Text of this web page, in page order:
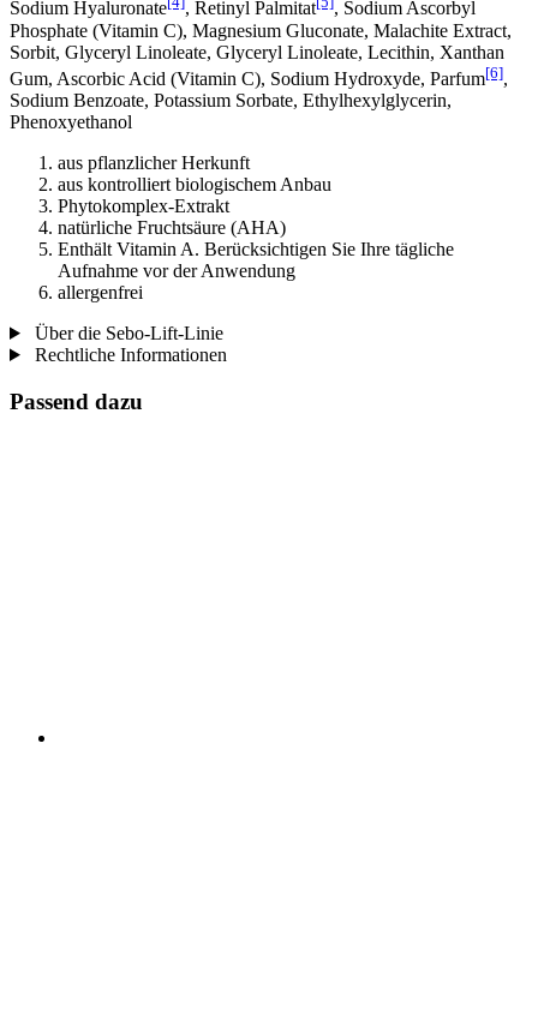
Sodium Hyaluronate , Retinyl Palmitat
, Sodium Ascorbyl
Phosphate (Vitamin C), Magnesium Gluconate, Malachite Extract,
Sorbit, Glyceryl Linoleate, Glyceryl Linoleate, Lecithin, Xanthan
Gum, Ascorbic Acid (Vitamin C), Sodium Hydroxyde, Parfum[6],
Sodium Benzoate, Potassium Sorbate, Ethylhexylglycerin,
Phenoxyethanol
aus pflanzlicher Herkunft
aus kontrolliert biologischem Anbau
Phytokomplex-Extrakt
natürliche Fruchtsäure (AHA)
Enthält Vitamin A. Berücksichtigen Sie Ihre tägliche
Aufnahme vor der Anwendung
allergenfrei
Über die Sebo-Lift-Linie
Rechtliche Informationen
Passend dazu